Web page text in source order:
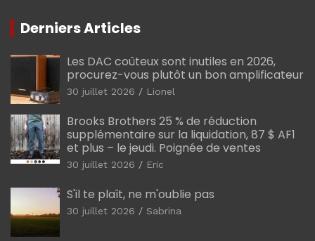
Derniers Articles
Les DAC coûteux sont inutiles en 2026,
procurez-vous plutôt un bon amplificateur
30 juillet 2026 Lionel
Brooks Brothers 25 % de réduction
supplémentaire sur la liquidation, 87 $ AF1
et plus – le jeudi. Poignée de ventes
30 juillet 2026 Eric
S'il te plaît, ne m'oublie pas
30 juillet 2026 Sabrina